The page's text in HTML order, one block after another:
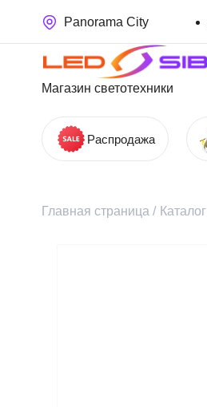
Panorama City
Магазин светотехники
Распродажа
Главная страница / Каталог